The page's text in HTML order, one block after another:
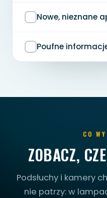
Nowe, nieznane
Poufne
CO
ZOBACZ,
Podsłuchy i kamery
nie patrzy: w